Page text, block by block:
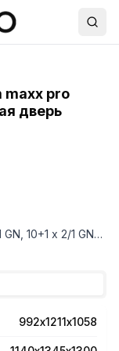
maxx pro
дверь
10+1 x 2/1 GN
до 9 шагов в
992х1211х1058